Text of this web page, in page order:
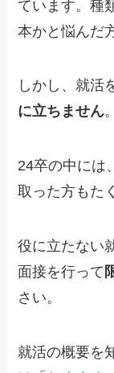
ています。種
本かと悩んだ
しかし、就活
に立ちません。
24卒の中には
取った方もた
役に立たない
面接を行って
さい。
就活の概要を